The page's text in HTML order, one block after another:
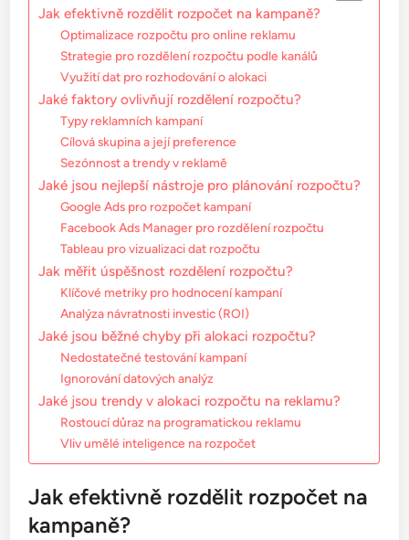
Jak efektivně rozdělit rozpočet na kampaně?
Optimalizace rozpočtu pro online reklamu
Strategie pro rozdělení rozpočtu podle kanálů
Využití dat pro rozhodování o alokaci
Jaké faktory ovlivňují rozdělení rozpočtu?
Typy reklamních kampaní
Cílová skupina a její preference
Sezónnost a trendy v reklamě
Jaké jsou nejlepší nástroje pro plánování rozpočtu?
Google Ads pro rozpočet kampaní
Facebook Ads Manager pro rozdělení rozpočtu
Tableau pro vizualizaci dat rozpočtu
Jak měřit úspěšnost rozdělení rozpočtu?
Klíčové metriky pro hodnocení kampaní
Analýza návratnosti investic (ROI)
Jaké jsou běžné chyby při alokaci rozpočtu?
Nedostatečné testování kampaní
Ignorování datových analýz
Jaké jsou trendy v alokaci rozpočtu na reklamu?
Rostoucí důraz na programatickou reklamu
Vliv umělé inteligence na rozpočet
Jak efektivně rozdělit rozpočet na
kampaně?